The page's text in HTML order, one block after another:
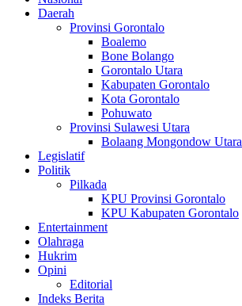
Daerah
Provinsi Gorontalo
Boalemo
Bone Bolango
Gorontalo Utara
Kabupaten Gorontalo
Kota Gorontalo
Pohuwato
Provinsi Sulawesi Utara
Bolaang Mongondow Utara
Legislatif
Politik
Pilkada
KPU Provinsi Gorontalo
KPU Kabupaten Gorontalo
Entertainment
Olahraga
Hukrim
Opini
Editorial
Indeks Berita